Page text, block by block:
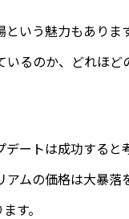
いう魅力もあり
るのか、どれほ
ートは成功する
ムの価格は大暴
す。